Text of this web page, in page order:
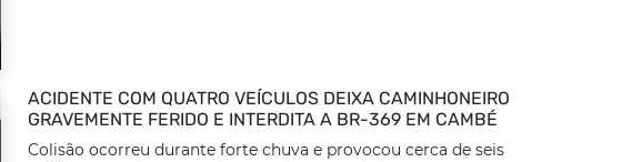
ACIDENTE COM QUATRO VEÍCULOS DEIXA CAMINHONEIRO
GRAVEMENTE FERIDO E INTERDITA A BR-369 EM CAMBÉ
Colisão ocorreu durante forte chuva e provocou cerca de seis